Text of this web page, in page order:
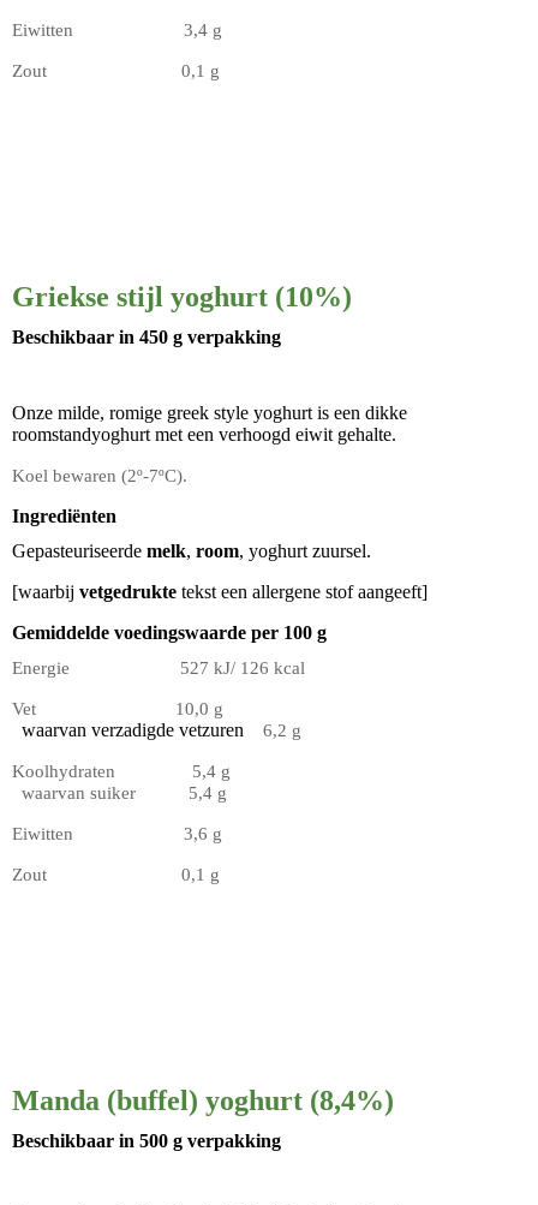
Eiwitten 3,4 g
Zout 0,1 g
Griekse stijl yoghurt (10%)
Beschikbaar in 450 g verpakking
Onze milde, romige greek style yoghurt is een dikke
roomstandyoghurt met een verhoogd eiwit gehalte.
Koel bewaren (2º-7ºC).
Ingrediënten
Gepasteuriseerde melk, room, yoghurt zuursel.
[waarbij vetgedrukte tekst een allergene stof aangeeft]
Gemiddelde voedingswaarde per 100 g
Energie 527 kJ/ 126 kcal
Vet 10,0 g
waarvan verzadigde vetzuren 6,2 g
Koolhydraten 5,4 g
waarvan suiker 5,4 g
Eiwitten 3,6 g
Zout 0,1 g
Manda (buffel) yoghurt (8,4%)
Beschikbaar in 500 g verpakking